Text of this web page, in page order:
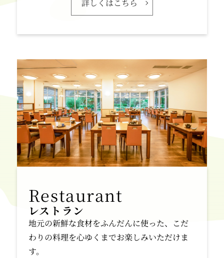
詳しくはこちら
レストラン
地元の新鮮な食材をふんだんに使った、こだ
わりの料理を心ゆくまでお楽しみいただけま
す。